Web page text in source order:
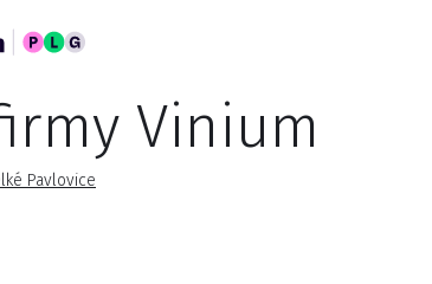
Vinium
Pavlovice